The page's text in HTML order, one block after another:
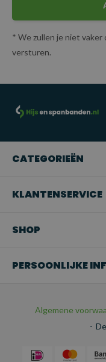
* We zullen je niet
versturen.
CATEGORIEËN
KLANTENSERVICE
SHOP
PERSOONLIJKE
Algemene
-